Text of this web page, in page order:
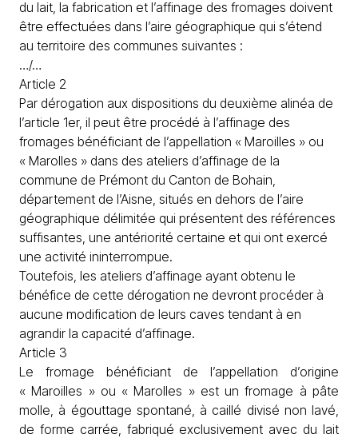
du lait, la fabrication et l’affinage des fromages doivent
être effectuées dans l’aire géographique qui s’étend
au territoire des communes suivantes :
…/…
Article 2
Par dérogation aux dispositions du deuxième alinéa de
l’article 1er, il peut être procédé à l’affinage des
fromages bénéficiant de l’appellation « Maroilles » ou
« Marolles » dans des ateliers d’affinage de la
commune de Prémont du Canton de Bohain,
département de l’Aisne, situés en dehors de l’aire
géographique délimitée qui présentent des références
suffisantes, une antériorité certaine et qui ont exercé
une activité ininterrompue.
Toutefois, les ateliers d’affinage ayant obtenu le
bénéfice de cette dérogation ne devront procéder à
aucune modification de leurs caves tendant à en
agrandir la capacité d’affinage.
Article 3
Le fromage bénéficiant de l’appellation d’origine
« Maroilles » ou « Marolles » est un fromage à pâte
molle, à égouttage spontané, à caillé divisé non lavé,
de forme carrée, fabriqué exclusivement avec du lait